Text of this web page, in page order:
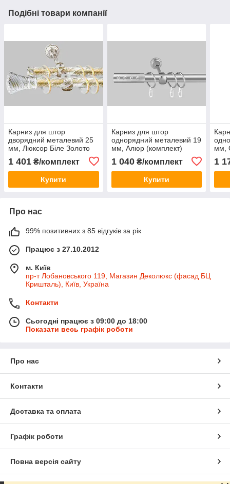
Подібні товари компанії
Карниз для штор
дворядний металевий 25
мм, Люксор Біле Золото
1 401 ₴/комплект
Купити
Карниз для штор
однорядний металевий 19
мм, Алюр (комплект)
1 040₴/комплект
Купити
мм,
1
Про нас
99% позитивних з 85 відгуків за рік
Працює з 27.10.2012
м. Київ
пр-т Лобановського 119, Магазин Деколюкс (фасад БЦ
Кришталь), Київ, Україна
Контакти
Сьогодні працює з 09:00 до 18:00
Показати весь графік роботи
Про нас
Контакти
Доставка та оплата
Графік роботи
Повна версія сайту